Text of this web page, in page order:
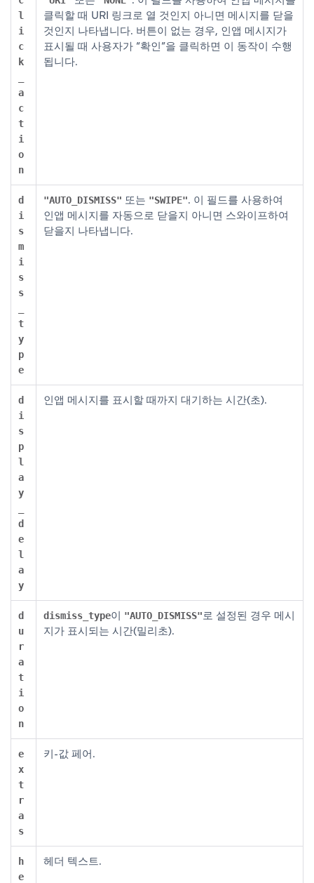
l
i
c
k
a
c
t
i
o
n
클릭할 때 URI 링크로 열 것인지 아니면 메시지를 닫을
것인지 나타냅니다. 버튼이 없는 경우, 인앱 메시지가
표시될 때 사용자가 “확인”을 클릭하면 이 동작이 수행
됩니다.
d
i
s
m
i
s
s
t
y
p
e
"AUTO_DISMISS" 또는 "SWIPE". 이 필드를 사용하여
인앱 메시지를 자동으로 닫을지 아니면 스와이프하여
닫을지 나타냅니다.
d
i
s
p
l
a
y
d
e
l
a
y
인앱 메시지를 표시할 때까지 대기하는 시간(초).
d
u
r
a
t
i
o
n
dismiss_type이 "AUTO_DISMISS"로 설정된 경우 메시
지가 표시되는 시간(밀리초).
e
x
t
r
a
s
키-값 페어.
h
e
헤더 텍스트.